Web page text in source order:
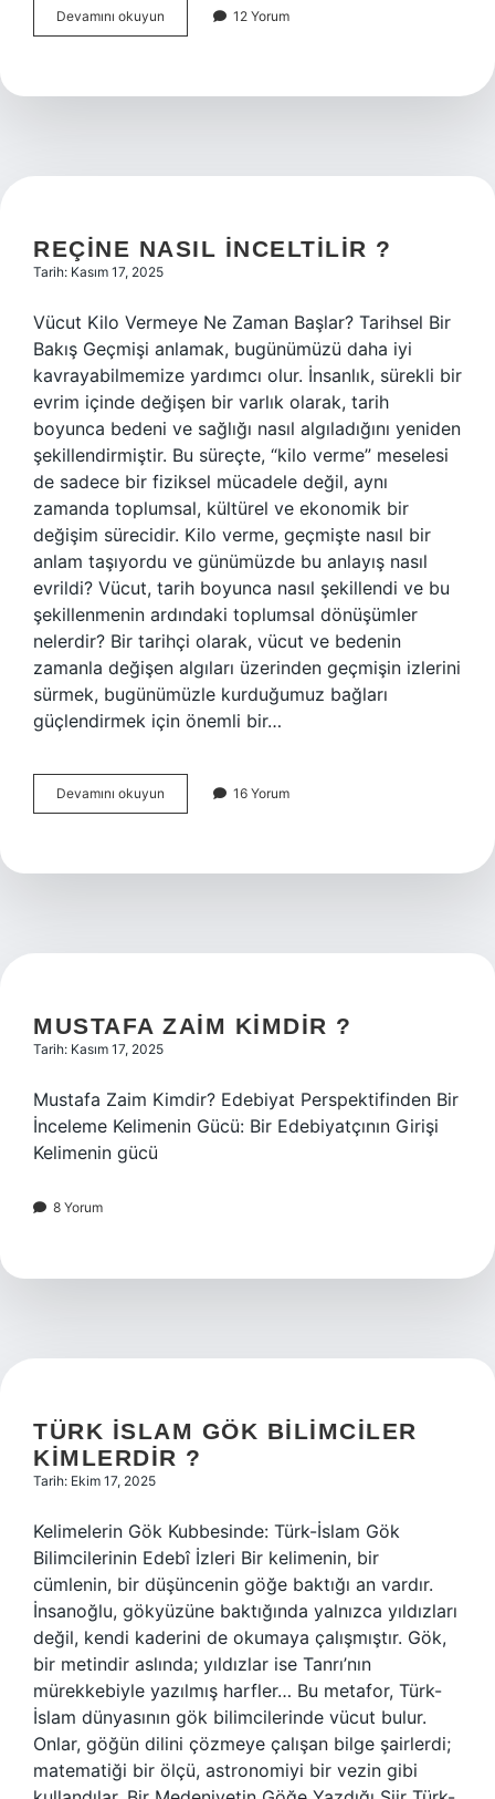
Devamını okuyun
ocağı
kaç
?
12 Yorum
REÇINE NASIL INCELTILIR ?
Tarih: Kasım 17, 2025
Vücut Kilo Vermeye Ne Zaman Başlar? Tarihsel Bir
Bakış Geçmişi anlamak, bugünümüzü daha iyi
kavrayabilmemize yardımcı olur. İnsanlık, sürekli bir
evrim içinde değişen bir varlık olarak, tarih
boyunca bedeni ve sağlığı nasıl algıladığını yeniden
şekillendirmiştir. Bu süreçte, “kilo verme” meselesi
de sadece bir fiziksel mücadele değil, aynı
zamanda toplumsal, kültürel ve ekonomik bir
değişim sürecidir. Kilo verme, geçmişte nasıl bir
anlam taşıyordu ve günümüzde bu anlayış nasıl
evrildi? Vücut, tarih boyunca nasıl şekillendi ve bu
şekillenmenin ardındaki toplumsal dönüşümler
nelerdir? Bir tarihçi olarak, vücut ve bedenin
zamanla değişen algıları üzerinden geçmişin izlerini
sürmek, bugünümüzle kurduğumuz bağları
güçlendirmek için önemli bir…
Devamını okuyun
nasıl
16 Yorum
MUSTAFA ZAIM KIMDIR ?
Tarih: Kasım 17, 2025
Mustafa Zaim Kimdir? Edebiyat Perspektifinden Bir
İnceleme Kelimenin Gücü: Bir Edebiyatçının Girişi
Kelimenin gücü
8 Yorum
TÜRK ISLAM GÖK BILIMCILER
KIMLERDIR ?
Tarih: Ekim 17, 2025
Kelimelerin Gök Kubbesinde: Türk-İslam Gök
Bilimcilerinin Edebî İzleri Bir kelimenin, bir
cümlenin, bir düşüncenin göğe baktığı an vardır.
İnsanoğlu, gökyüzüne baktığında yalnızca yıldızları
değil, kendi kaderini de okumaya çalışmıştır. Gök,
bir metindir aslında; yıldızlar ise Tanrı’nın
mürekkebiyle yazılmış harfler… Bu metafor, Türk-
İslam dünyasının gök bilimcilerinde vücut bulur.
Onlar, göğün dilini çözmeye çalışan bilge şairlerdi;
matematiği bir ölçü, astronomiyi bir vezin gibi